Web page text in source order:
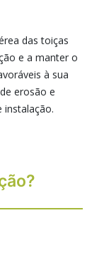
das toiças
e a manter o
à sua
erosão e
instalação.